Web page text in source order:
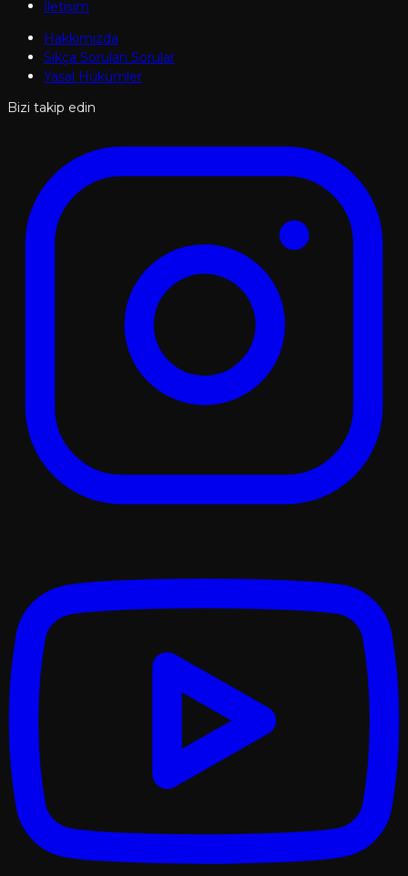
İletişim
Hakkımızda
Sıkça Sorulan Sorular
Yasal Hükümler
Bizi takip edin